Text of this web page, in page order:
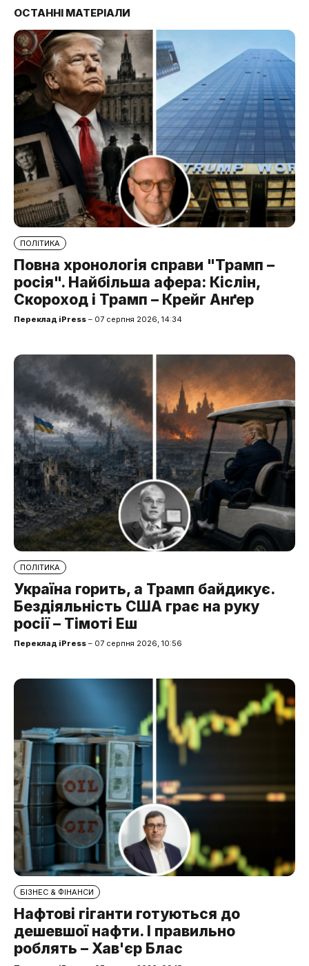
ОСТАННІ МАТЕРІАЛИ
ПОЛІТИКА
Повна хронологія справи "Трамп –
росія". Найбільша афера: Кіслін,
Скороход і Трамп – Крейг Анґер
Переклад iPress – 07 серпня 2026, 14:34
ПОЛІТИКА
Україна горить, а Трамп байдикує.
Бездіяльність США грає на руку
росії – Тімоті Еш
Переклад iPress – 07 серпня 2026, 10:56
БІЗНЕС & ФІНАНСИ
Нафтові гіганти готуються до
дешевшої нафти. І правильно
роблять – Хав'єр Блас